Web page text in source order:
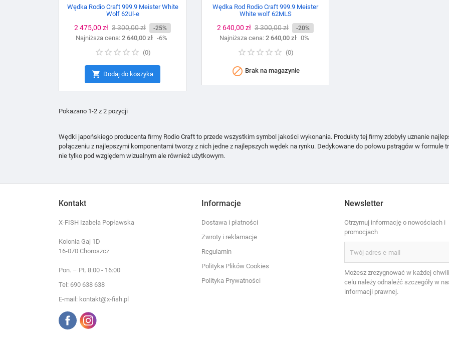
Wędka Rodio Craft 999.9 Meister White
Wolf 62Ul-e
Cena
2 475,00 zł Cena
podstawowa
3 300,00 zł -25%
Najniższa cena: 2 640,00 zł -6%
(0)
 Dodaj do koszyka
Wędka Rod Rodio Craft 999.9 Meister
White wolf 62MLS
Cena
2 640,00 zł Cena
podstawowa
3 300,00 zł -20%
Najniższa cena: 2 640,00 zł 0%
(0)
 Brak na magazynie
Pokazano 1-2 z 2 pozycji
Wędki japońskiego producenta firmy Rodio Craft to przede wszystkim symbol jakości wykonania. Produkty tej firmy zdobyły uznanie
połączeniu z najlepszymi komponentami tworzy z nich jedne z najlepszych wędek na rynku. Dedykowane do połowu pstrągów w
nie tylko pod względem wizualnym ale również użytkowym.
Kontakt
X-FISH Izabela Popławska
Kolonia Gaj 1D
16-070 Choroszcz
Pon. – Pt. 8:00 - 16:00
Tel: 690 638 638
E-mail: kontakt@x-fish.pl
Informacje
Dostawa i płatności
Zwroty i reklamacje
Regulamin
Polityka Plików Cookies
Polityka Prywatności
Newsletter
Otrzymuj informację o nowościach i
promocjach
Możesz zrezygnować w każdej
celu należy odnaleźć szczegóły w
informacji prawnej.